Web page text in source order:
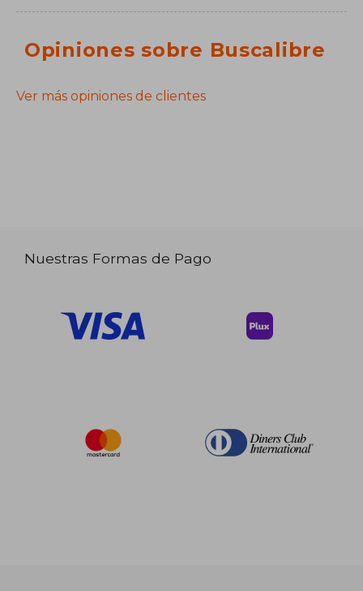
Opiniones sobre Buscalibre
Ver más opiniones de clientes
Nuestras Formas de Pago